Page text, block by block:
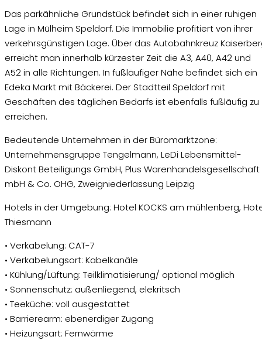
Das parkähnliche Grundstück befindet sich in einer ruhigen
Lage in Mülheim Speldorf. Die Immobilie profitiert von ihrer
verkehrsgünstigen Lage. Über das Autobahnkreuz
erreicht man innerhalb kürzester Zeit die A3, A40, A42 und
A52 in alle Richtungen. In fußläufiger Nähe befindet sich ein
Edeka Markt mit Bäckerei. Der Stadtteil Speldorf mit
Geschäften des täglichen Bedarfs ist ebenfalls fußläufig zu
erreichen.
Bedeutende Unternehmen in der Büromarktzone:
Unternehmensgruppe Tengelmann, LeDi Lebensmittel-
Diskont Beteiligungs GmbH, Plus Warenhandelsgesellschaft
mbH & Co. OHG, Zweigniederlassung Leipzig
Hotels in der Umgebung: Hotel KOCKS am mühlenberg,
Thiesmann
• Verkabelung: CAT-7
• Verkabelungsort: Kabelkanäle
• Kühlung/Lüftung: Teilklimatisierung/ optional möglich
• Sonnenschutz: außenliegend, elekritsch
• Teeküche: voll ausgestattet
• Barrierearm: ebenerdiger Zugang
• Heizungsart: Fernwärme